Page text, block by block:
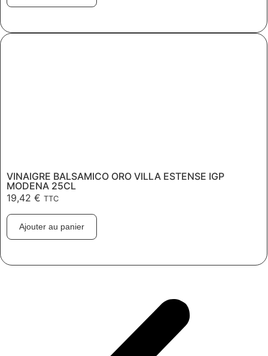
VINAIGRE BALSAMICO ORO VILLA ESTENSE IGP
MODENA 25CL
19,42 € TTC
Ajouter au panier